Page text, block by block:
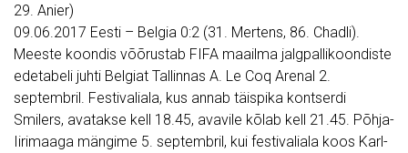
29. Anier)
09.06.2017 Eesti – Belgia 0:2 (31. Mertens, 86. Chadli).
Meeste koondis võõrustab FIFA maailma jalgpallikoondiste
edetabeli juhti Belgiat Tallinnas A. Le Coq Arenal 2.
septembril. Festivaliala, kus annab täispika kontserdi
Smilers, avatakse kell 18.45, avavile kõlab kell 21.45. Põhja-
Iirimaaga mängime 5. septembril, kui festivaliala koos Karl-